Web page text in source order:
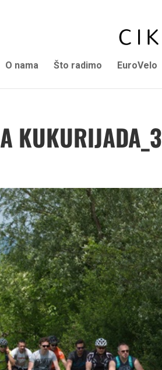
O nama Što radimo EuroVelo
KUKURIJADA_3